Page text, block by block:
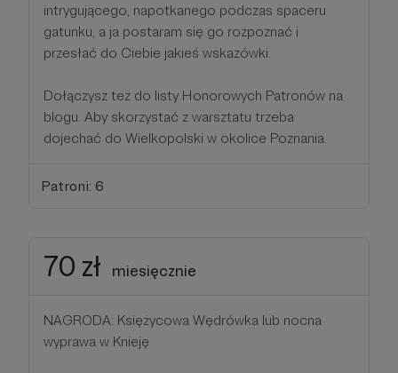
intrygującego, napotkanego podczas spaceru
gatunku, a ja postaram się go rozpoznać i
przesłać do Ciebie jakieś wskazówki.
Dołączysz też do listy Honorowych Patronów na
blogu. Aby skorzystać z warsztatu trzeba
dojechać do Wielkopolski w okolice Poznania.
Patroni: 6
70 zł miesięcznie
NAGRODA: Księżycowa Wędrówka lub nocna
wyprawa w Knieję